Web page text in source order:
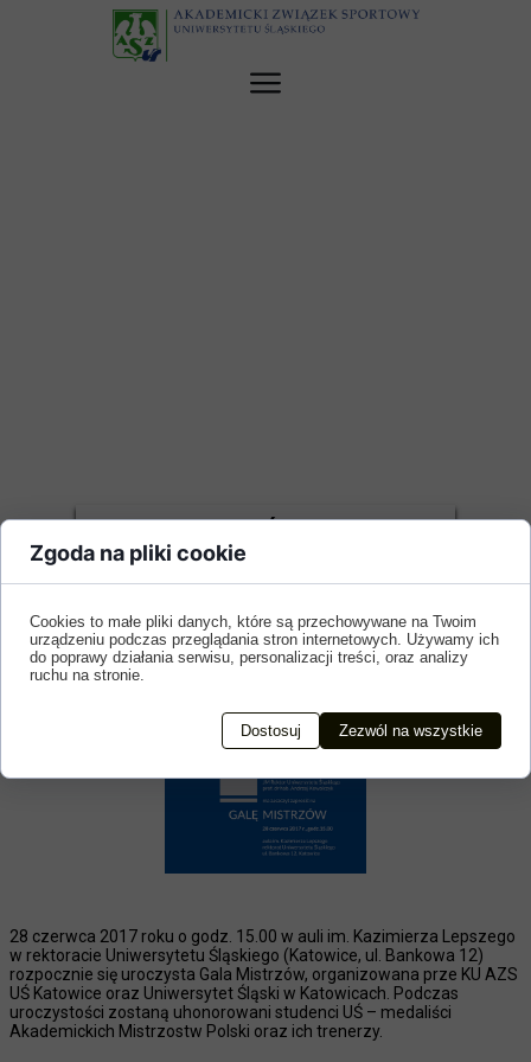
28 czerwca 2017 roku o godz. 15.00 w auli im. Kazimierza Lepszego
w rektoracie Uniwersytetu Śląskiego (Katowice, ul. Bankowa 12)
rozpocznie się uroczysta Gala Mistrzów, organizowana prze KU AZS
UŚ Katowice oraz Uniwersytet Śląski w Katowicach. Podczas
uroczystości zostaną uhonorowani studenci UŚ – medaliści
Akademickich Mistrzostw Polski oraz ich trenerzy.
Zgoda na pliki cookie
Cookies to małe pliki danych, które są przechowywane na Twoim
urządzeniu podczas przeglądania stron internetowych. Używamy ich
do poprawy działania serwisu, personalizacji treści, oraz analizy
ruchu na stronie.
Dostosuj Zezwól na wszystkie